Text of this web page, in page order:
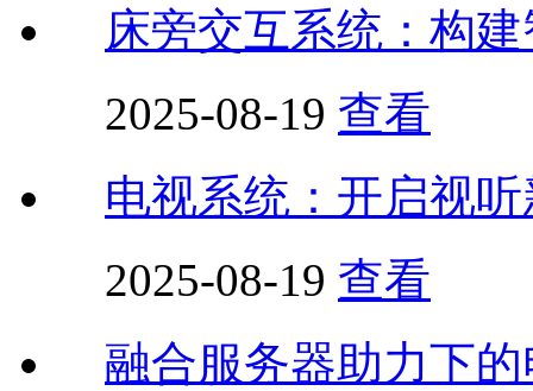
床旁交互系统：构
2025-08-19 查看
电视系统：开启视
2025-08-19 查看
融合服务器助力下